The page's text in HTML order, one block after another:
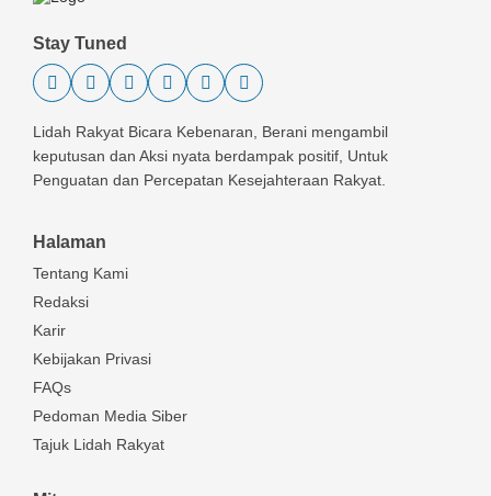
Stay Tuned
Lidah Rakyat Bicara Kebenaran, Berani mengambil
keputusan dan Aksi nyata berdampak positif, Untuk
Penguatan dan Percepatan Kesejahteraan Rakyat.
Halaman
Tentang Kami
Redaksi
Karir
Kebijakan Privasi
FAQs
Pedoman Media Siber
Tajuk Lidah Rakyat